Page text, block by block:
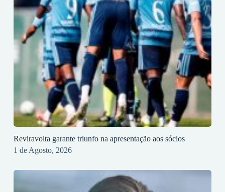
Reviravolta garante triunfo na apresentação aos sócios
1 de Agosto, 2026